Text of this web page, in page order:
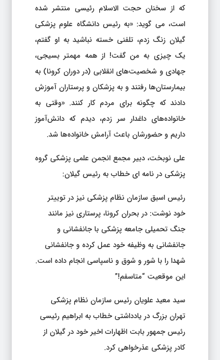
که از سخنان حجت الاسلام رئیسی منتشر شده
است، می گوید: «به رئیس دانشگاه علوم پزشکی
گیلان زنگ زدم، تلفنی خسته نباشید به او گفتم،
یک چیزی به من گفت! از همه مهمتر بسیجی،
جهادی و شخصیت‌های انقلابی (در دوران کرونا) به
بیمارستان‌ها رفتند و به پزشکان و پرستاران آموزش
دادند که چگونه برای مردم کار کنند. «وقتی به
خانواده‌های داغدار سر زدم، دیدم که دانش‌آموز
داریم و حضورشان باعث آرامش خانواده‌ها شد.
علی نوبخت، دبیر مجمع انجمن علمی پزشکی گروه
پزشکی در نامه ای خطاب به رئیس گیلان:
رئیس اسبق سازمان نظام پزشکی نیز در توییتر
خود نوشت: در بحران کرونا، پرستاری نیز مانند
جنگ تحمیلی جامعه پزشکی با جانفشانی و
جانفشانی به وظیفه خود عمل کرده و جانفشانی
شهدا را با شور و شوق و ناسپاسی انجام داده است.
این موقعیت “متاسفم!”
سید معید علویان رئیس سازمان نظام پزشکی
تهران بزرگ در یادداشتی خطاب به ابراهیم رئیسی
رئیس جمهور بابت اظهارات اخیر خود در گیلان از
کادر پزشکی عذرخواهی کرد.